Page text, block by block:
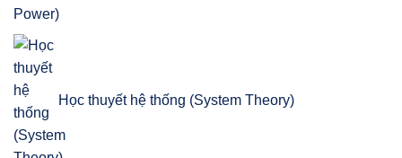
Power)
Học thuyết hệ thống (System Theory)